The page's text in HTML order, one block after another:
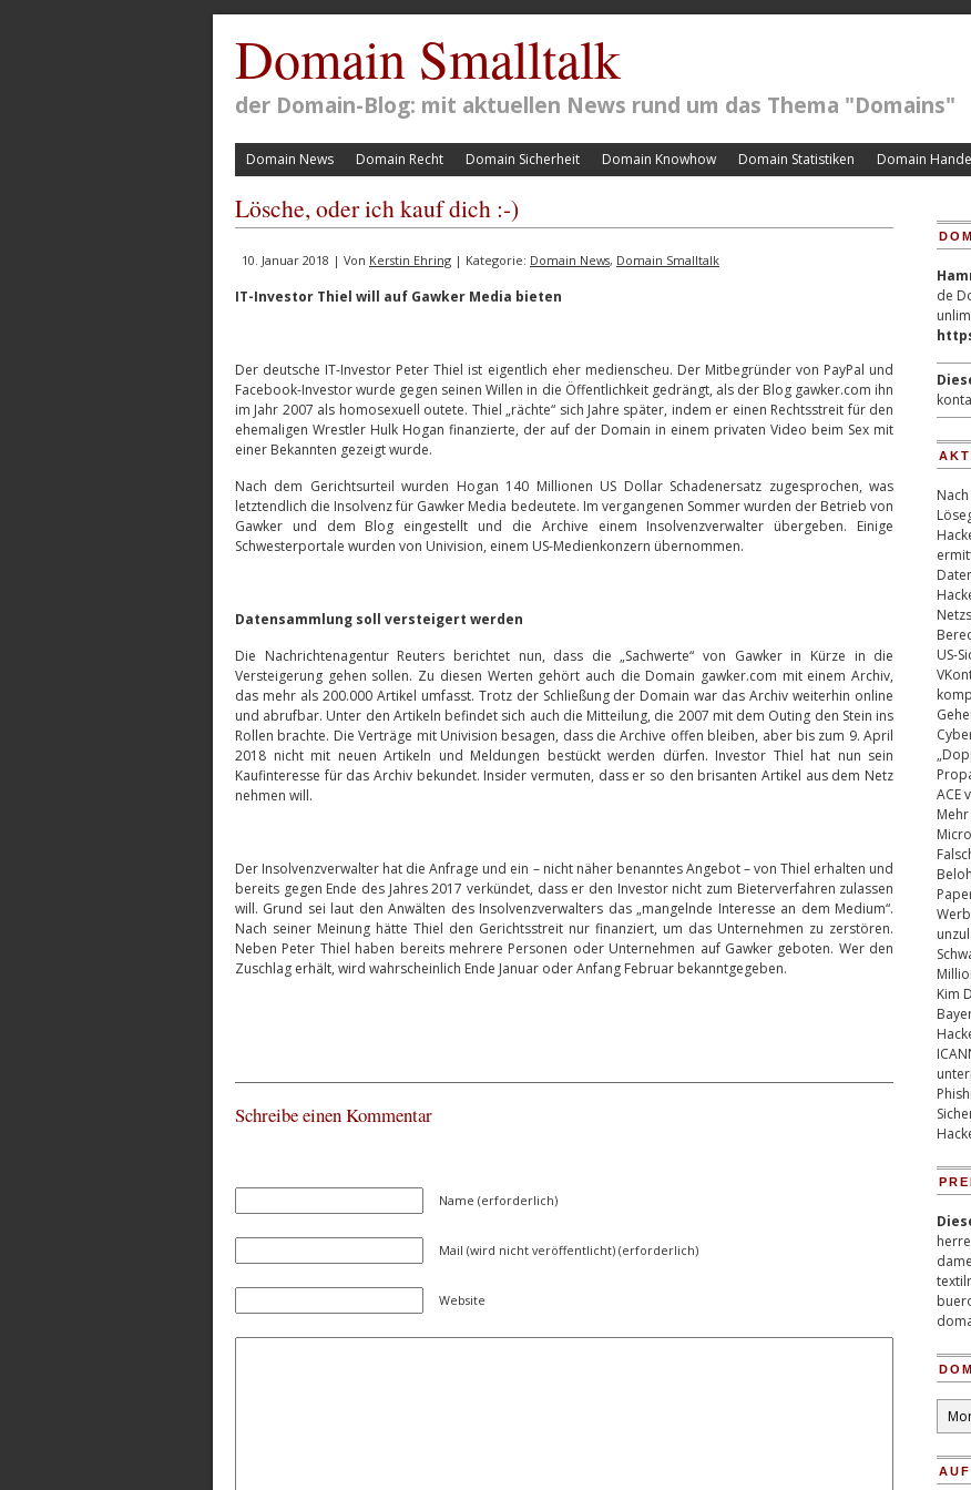
Domain Smalltalk
der Domain-Blog: mit aktuellen News rund um das Thema "Domains"
Domain News Domain Recht Domain Sicherheit Domain Knowhow Domain Statistiken Domain
Lösche, oder ich kauf dich :-)
10. Januar 2018 | Von Kerstin Ehring | Kategorie: Domain News, Domain Smalltalk
IT-Investor Thiel will auf Gawker Media bieten
Der deutsche IT-Investor Peter Thiel ist eigentlich eher medienscheu. Der Mitbegründer von PayPal und
Facebook-Investor wurde gegen seinen Willen in die Öffentlichkeit gedrängt, als der Blog gawker.com ihn
im Jahr 2007 als homosexuell outete. Thiel „rächte“ sich Jahre später, indem er einen Rechtsstreit für den
ehemaligen Wrestler Hulk Hogan finanzierte, der auf der Domain in einem privaten Video beim Sex mit
einer Bekannten gezeigt wurde.
Nach dem Gerichtsurteil wurden Hogan 140 Millionen US Dollar Schadenersatz zugesprochen, was
letztendlich die Insolvenz für Gawker Media bedeutete. Im vergangenen Sommer wurden der Betrieb von
Gawker und dem Blog eingestellt und die Archive einem Insolvenzverwalter übergeben. Einige
Schwesterportale wurden von Univision, einem US-Medienkonzern übernommen.
Datensammlung soll versteigert werden
Die Nachrichtenagentur Reuters berichtet nun, dass die „Sachwerte“ von Gawker in Kürze in die
Versteigerung gehen sollen. Zu diesen Werten gehört auch die Domain gawker.com mit einem Archiv,
das mehr als 200.000 Artikel umfasst. Trotz der Schließung der Domain war das Archiv weiterhin online
und abrufbar. Unter den Artikeln befindet sich auch die Mitteilung, die 2007 mit dem Outing den Stein ins
Rollen brachte. Die Verträge mit Univision besagen, dass die Archive offen bleiben, aber bis zum 9. April
2018 nicht mit neuen Artikeln und Meldungen bestückt werden dürfen. Investor Thiel hat nun sein
Kaufinteresse für das Archiv bekundet. Insider vermuten, dass er so den brisanten Artikel aus dem Netz
nehmen will.
Der Insolvenzverwalter hat die Anfrage und ein – nicht näher benanntes Angebot – von Thiel erhalten und
bereits gegen Ende des Jahres 2017 verkündet, dass er den Investor nicht zum Bieterverfahren zulassen
will. Grund sei laut den Anwälten des Insolvenzverwalters das „mangelnde Interesse an dem Medium“.
Nach seiner Meinung hätte Thiel den Gerichtsstreit nur finanziert, um das Unternehmen zu zerstören.
Neben Peter Thiel haben bereits mehrere Personen oder Unternehmen auf Gawker geboten. Wer den
Zuschlag erhält, wird wahrscheinlich Ende Januar oder Anfang Februar bekanntgegeben.
Schreibe einen Kommentar
Name (erforderlich)
Mail (wird nicht veröffentlicht) (erforderlich)
Website
de
US-
ACE
Kim